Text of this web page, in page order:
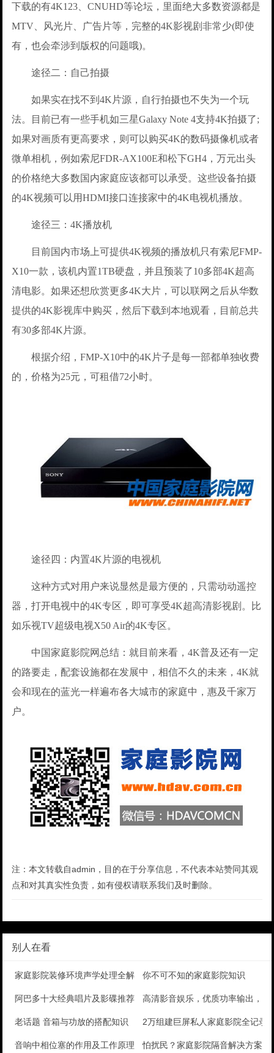
下载的有4K123、CNUHD等论坛，里面绝大多数资源都是
MTV、风光片、广告片等，完整的4K影视剧非常少(即使
有，也会牵涉到版权的问题哦)。
途径二：自己拍摄
如果实在找不到4K片源，自行拍摄也不失为一个玩
法。目前已有一些手机如三星Galaxy Note 4支持4K拍摄了;
如果对画质有更高要求，则可以购买4K的数码摄像机或者
微单相机，例如索尼FDR-AX100E和松下GH4，万元出头
的价格绝大多数国内家庭应该都可以承受。这些设备拍摄
的4K视频可以用HDMI接口连接家中的4K电视机播放。
途径三：4K播放机
目前国内市场上可提供4K视频的播放机只有索尼FMP-
X10一款，该机内置1TB硬盘，并且预装了10多部4K超高
清电影。如果还想欣赏更多4K大片，可以联网之后从华数
提供的4K影视库中购买，然后下载到本地观看，目前总共
有30多部4K片源。
根据介绍，FMP-X10中的4K片子是每一部都单独收费
的，价格为25元，可租借72小时。
途径四：内置4K片源的电视机
这种方式对用户来说显然是最方便的，只需动动遥控
器，打开电视中的4K专区，即可享受4K超高清影视剧。比
如乐视TV超级电视X50 Air的4K专区。
中国家庭影院网总结：就目前来看，4K普及还有一定
的路要走，配套设施都在发展中，相信不久的未来，4K就
会和现在的蓝光一样遍布各大城市的家庭中，惠及千家万
户。
注：本文转载自admin，目的在于分享信息，不代表本站赞同其观
点和对其真实性负责，如有侵权请联系我们及时删除。
别人在看
家庭影院装修环境声学处理全解析你不可不知的家庭影院知识
阿巴多十大经典唱片及影碟推荐 高清影音娱乐，优质功率输出，
老话题 音箱与功放的搭配知识 2万组建巨屏私人家庭影院全记录
音响中相位塞的作用及工作原理 怕扰民？家庭影院隔音解决方案